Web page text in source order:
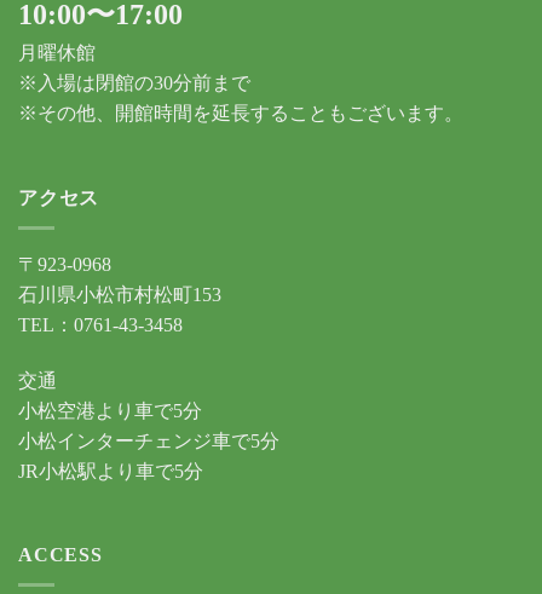
10:00〜17:00
月曜休館
※入場は閉館の30分前まで
※その他、開館時間を延長することもございます。
アクセス
〒923-0968
石川県小松市村松町153
TEL：0761-43-3458
交通
小松空港より車で5分
小松インターチェンジ車で5分
JR小松駅より車で5分
ACCESS